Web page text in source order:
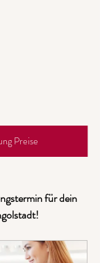
Preise
für dein